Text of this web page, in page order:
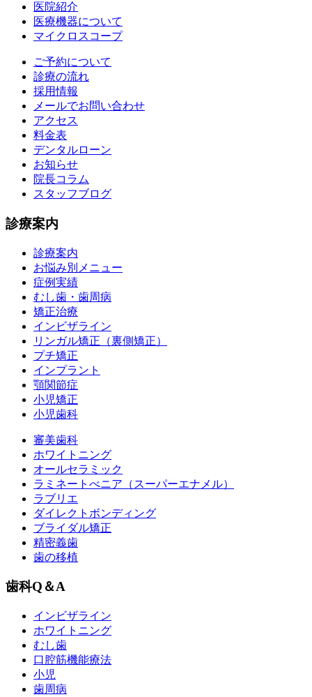
医院紹介
医療機器について
マイクロスコープ
ご予約について
診療の流れ
採用情報
メールでお問い合わせ
アクセス
料金表
デンタルローン
お知らせ
院長コラム
スタッフブログ
診療案内
診療案内
お悩み別メニュー
症例実績
むし歯・歯周病
矯正治療
インビザライン
リンガル矯正（裏側矯正）
プチ矯正
インプラント
顎関節症
小児矯正
小児歯科
審美歯科
ホワイトニング
オールセラミック
ラミネートべニア （スーパーエナメル）
ラブリエ
ダイレクトボンディング
ブライダル矯正
精密義歯
歯の移植
歯科Q＆A
インビザライン
ホワイトニング
むし歯
口腔筋機能療法
小児
歯周病